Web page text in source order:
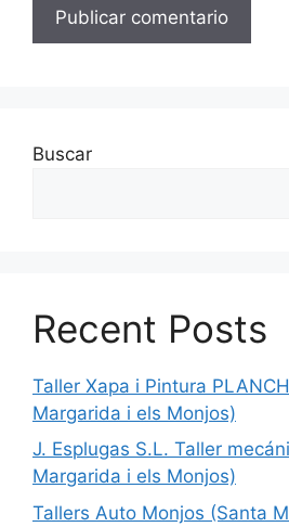
Buscar
Recent Posts
Taller Xapa i Pintura
Margarida i els Monjos)
J. Esplugas S.L. Taller
Margarida i els Monjos)
Tallers Auto Monjos (Santa